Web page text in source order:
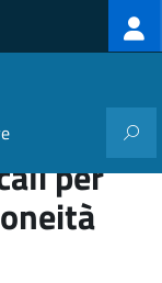
per